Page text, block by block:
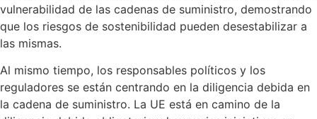
vulnerabilidad de las cadenas de suministro, demostrando
que los riesgos de sostenibilidad pueden desestabilizar a
las mismas.
Al mismo tiempo, los responsables políticos y los
reguladores se están centrando en la diligencia debida en
la cadena de suministro. La UE está en camino de la